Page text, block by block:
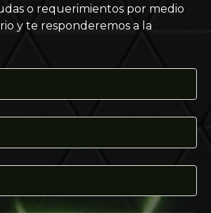
Una versión de 64 bits
7 o posterior (las versiones de
compatibles).
core x86 o x64 con 2.0GHz o
4GB.
DirectX 11 o posterior.
macOS 10.11 o superior.
sistema Mac introducido en
o requerimientos por medio
y te responderemos a la